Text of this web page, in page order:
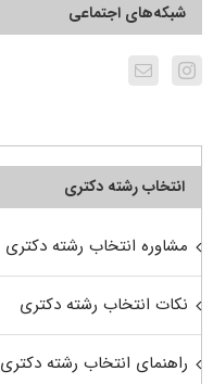
شبکه‌های اجتماعی
انتخاب رشته دکتری
مشاوره انتخاب رشته دکتری
نکات انتخاب رشته دکتری
راهنمای انتخاب رشته دکتری